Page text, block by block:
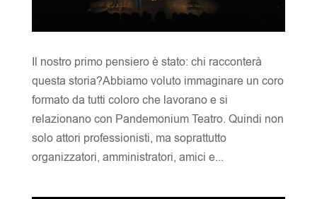
Il nostro primo pensiero è stato: chi racconterà
questa storia?Abbiamo voluto immaginare un coro
formato da tutti coloro che lavorano e si
relazionano con Pandemonium Teatro. Quindi non
solo attori professionisti, ma soprattutto
organizzatori, amministratori, amici e...